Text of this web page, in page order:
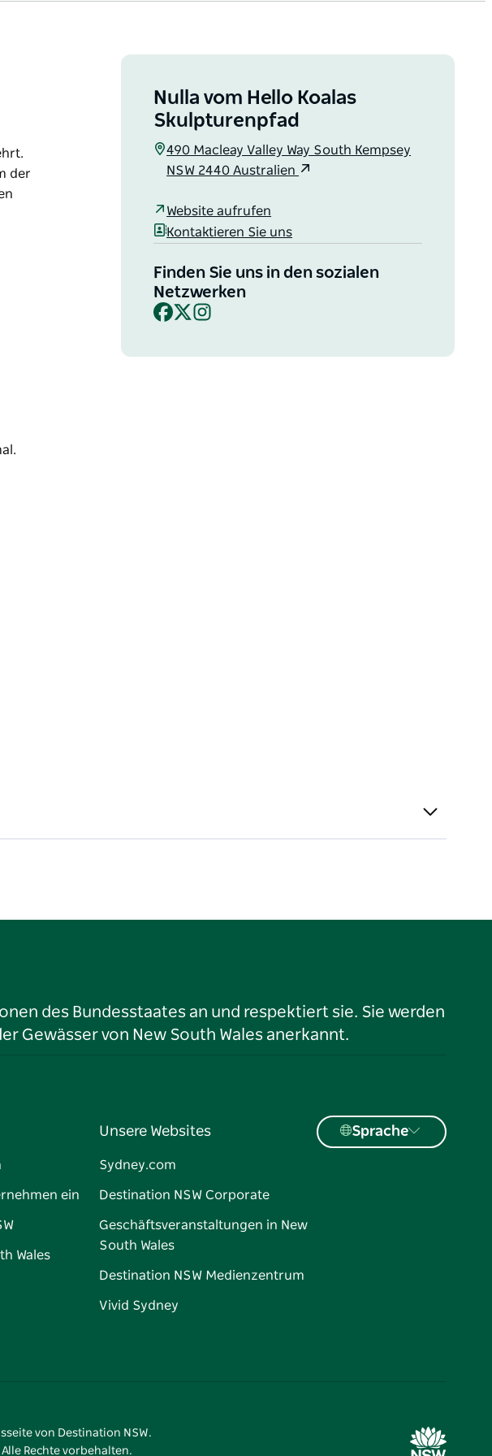
der
Nulla vom Hello Koalas
Skulpturenpfad
490 Macleay Valley Way South Kempsey
NSW 2440 Australien
Website aufrufen
Kontaktieren Sie uns
Finden Sie uns in den sozialen
Netzwerken
Facebook
X
des Bundesstaates an und respektiert sie. Sie werden
Gewässer von New South Wales anerkannt.
ein
Wales
Unsere Websites
Sydney.com
Destination NSW Corporate
Geschäftsveranstaltungen in New
South Wales
Destination NSW Medienzentrum
Vivid Sydney
Sprache
von Destination NSW.
Rechte vorbehalten.